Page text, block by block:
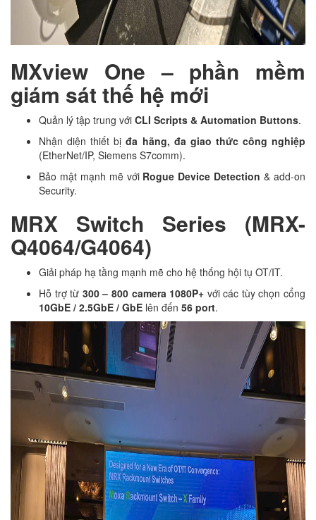
MXview One – phần mềm
giám sát thế hệ mới
Quản lý tập trung với CLI Scripts & Automation Buttons.
Nhận diện thiết bịđa hãng, đa giao thức công nghiệp
(EtherNet/IP, Siemens S7comm).
Bảo mật mạnh mẽ với Rogue Device Detection & add-on
Security.
MRX Switch Series (MRX-
Q4064/G4064)
Giải pháp hạ tầng mạnh mẽ cho hệ thống hội tụ OT/IT.
Hỗ trợ từ 300 – 800 camera 1080P+ với các tùy chọn cổng
10GbE / 2.5GbE / GbE lên đến 56 port.